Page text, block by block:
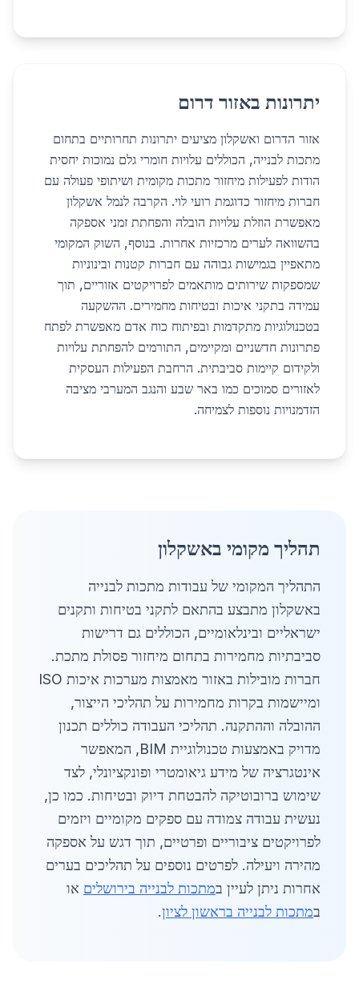
יתרונות באזור דרום
אזור הדרום ואשקלון מציעים יתרונות תחרותיים בתחום
מתכות לבנייה, הכוללים עלויות חומרי גלם נמוכות יחסית
הודות לפעילות מיחזור מתכות מקומית ושיתופי פעולה עם
חברות מיחזור כדוגמת רועי לוי. הקרבה לנמל אשקלון
מאפשרת הוזלת עלויות הובלה והפחתת זמני אספקה
בהשוואה לערים מרכזיות אחרות. בנוסף, השוק המקומי
מתאפיין בגמישות גבוהה עם חברות קטנות ובינוניות
שמספקות שירותים מותאמים לפרויקטים אזוריים, תוך
עמידה בתקני איכות ובטיחות מחמירים. ההשקעה
בטכנולוגיות מתקדמות ובפיתוח כוח אדם מאפשרת לפתח
פתרונות חדשניים ומקיימים, התורמים להפחתת עלויות
ולקידום קיימות סביבתית. הרחבת הפעילות העסקית
לאזורים סמוכים כמו באר שבע והנגב המערבי מציבה
הזדמנויות נוספות לצמיחה.
תהליך מקומי באשקלון
התהליך המקומי של עבודות מתכות לבנייה
באשקלון מתבצע בהתאם לתקני בטיחות ותקנים
ישראליים ובינלאומיים, הכוללים גם דרישות
סביבתיות מחמירות בתחום מיחזור פסולת מתכת.
חברות מובילות באזור מאמצות מערכות איכות ISO
ומיישמות בקרות מחמירות על תהליכי הייצור,
ההובלה וההתקנה. תהליכי העבודה כוללים תכנון
מדויק באמצעות טכנולוגיית BIM, המאפשר
אינטגרציה של מידע גיאומטרי ופונקציונלי, לצד
שימוש ברובוטיקה להבטחת דיוק ובטיחות. כמו כן,
נעשית עבודה צמודה עם ספקים מקומיים ויזמים
לפרויקטים ציבוריים ופרטיים, תוך דגש על אספקה
מהירה ויעילה. לפרטים נוספים על תהליכים בערים
אחרות ניתן לעיין במתכות לבנייה בירושלים או
במתכות לבנייה בראשון לציון.